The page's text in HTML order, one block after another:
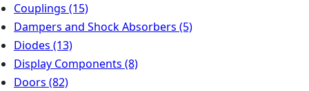
Couplings (15)
Dampers and Shock Absorbers (5)
Diodes (13)
Display Components (8)
Doors (82)